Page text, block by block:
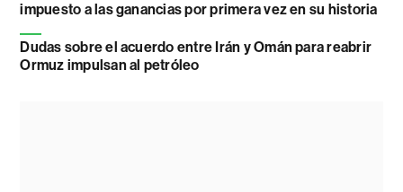
impuesto a las ganancias por primera vez en su historia
Dudas sobre el acuerdo entre Irán y Omán para reabrir
Ormuz impulsan al petróleo